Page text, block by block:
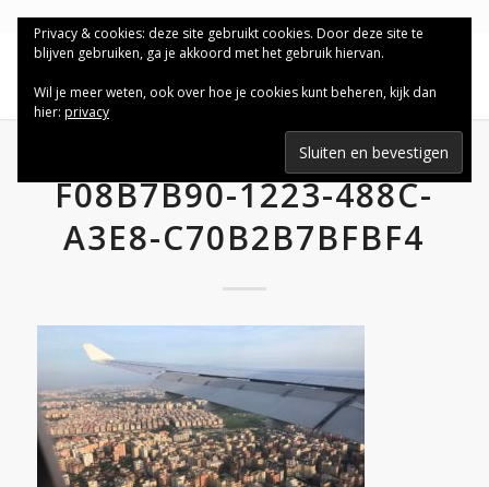
F08B7B90-1223-488C-
A3E8-C70B2B7BFBF4
Privacy & cookies: deze site gebruikt cookies. Door deze site te
blijven gebruiken, ga je akkoord met het gebruik hiervan.
Wil je meer weten, ook over hoe je cookies kunt beheren, kijk dan
hier: privacy